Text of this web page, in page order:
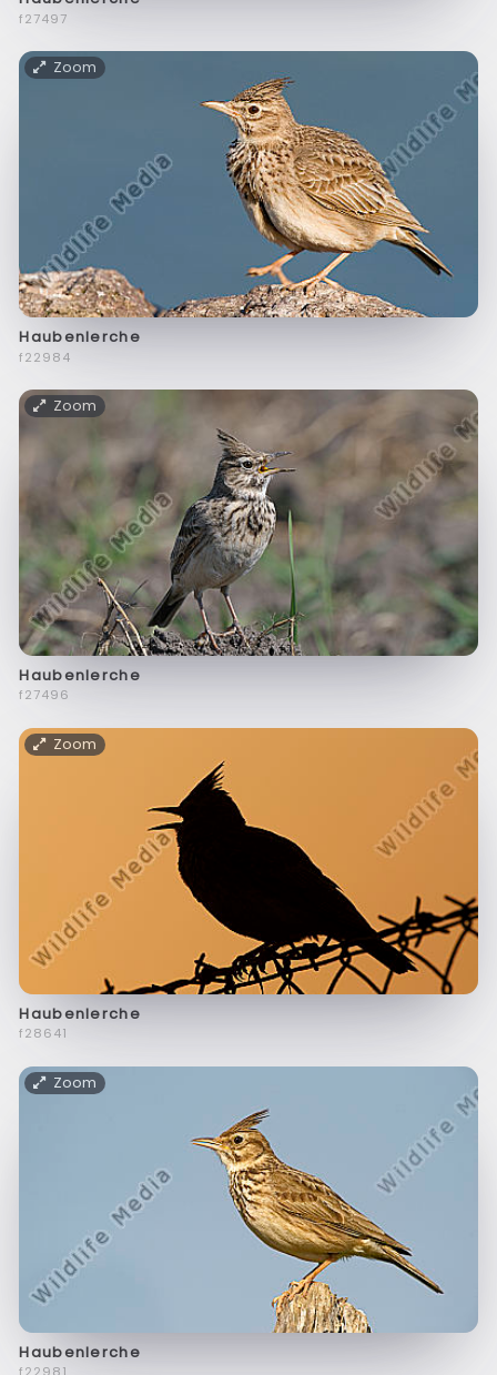
f27497
Zoom
Haubenlerche
f22984
Zoom
Haubenlerche
f27496
Zoom
Haubenlerche
f28641
Zoom
Haubenlerche